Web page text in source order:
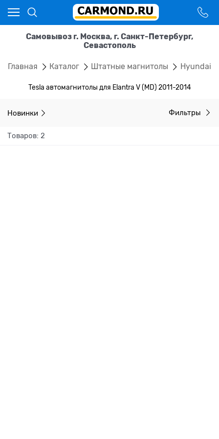
Самовывоз г. Москва, г. Санкт-Петербург,
Севастополь
Главная Каталог Штатные магнитолы Hyundai
Tesla автомагнитолы для Elantra V (MD) 2011-2014
Новинки Фильтры
Товаров: 2